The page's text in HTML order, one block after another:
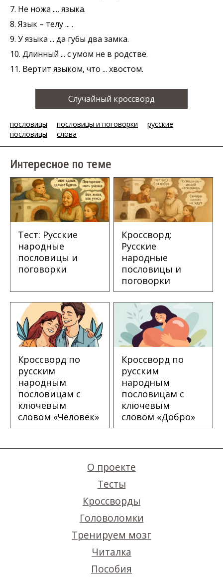
7. Не ножа ..., языка.
8. Язык – телу ... .
9. У языка ... да губы два замка.
10. Длинный ... с умом не в родстве.
11. Вертит языком, что ... хвостом.
Случайный кроссворд
пословицы пословицы и поговорки
русские
пословицы
слова
Интересное по теме
Тест: Русские
народные
пословицы и
поговорки
Кроссворд:
Русские
народные
пословицы и
поговорки
Кроссворд по
русским
народным
пословицам с
ключевым
словом «Человек»
Кроссворд по
русским
народным
пословицам с
ключевым
словом «Добро»
О проекте
Тесты
Кроссворды
Головоломки
Тренируем мозг
Читалка
Пособия